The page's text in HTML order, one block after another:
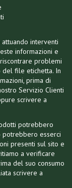
interventi
informazioni e
problemi
file etichetta. In
prima di
Servizio Clienti
scrivere a
potrebbero
potrebbero esserci
presenti sul sito e
a verificare
del suo consumo
scrivere a